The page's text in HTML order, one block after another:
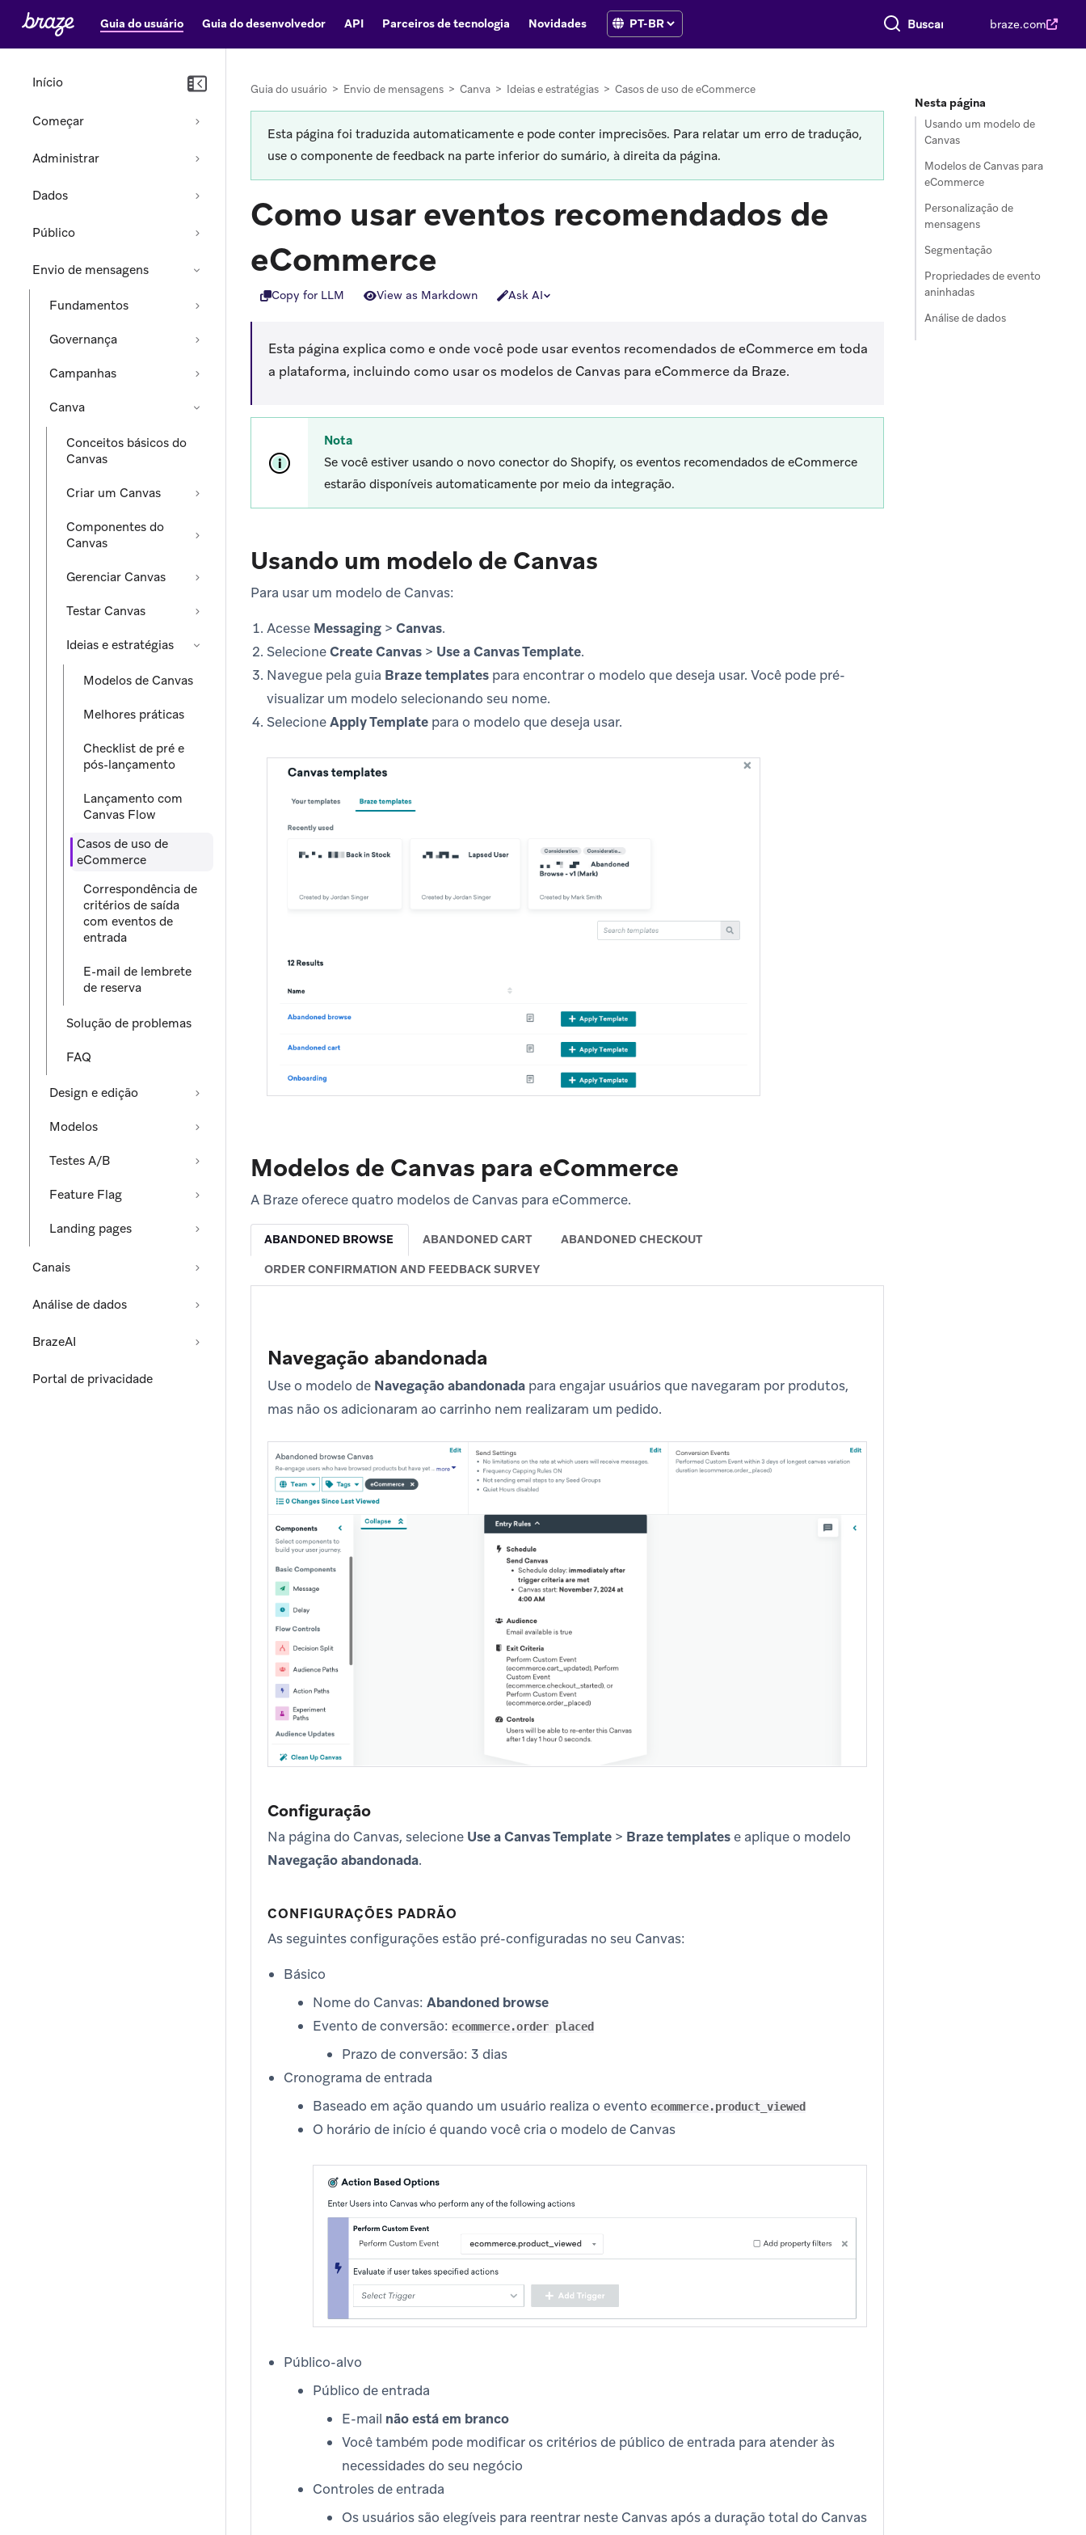
Guia do usuário Guia do desenvolvedor API Parceiros de tecnologia Novidades Buscar tudo braze.com
Início
Começar
Administrar
Dados
Público
Envio de mensagens
Fundamentos
Governança
Campanhas
Canva
Conceitos básicos do
Canvas
Criar um Canvas
Componentes do
Canvas
Gerenciar Canvas
Testar Canvas
Ideias e estratégias
Modelos de Canvas
Melhores práticas
Checklist de pré e
pós-lançamento
Lançamento com
Canvas Flow
Casos de uso de
eCommerce
Correspondência de
critérios de saída
com eventos de
entrada
E-mail de lembrete
de reserva
Solução de problemas
FAQ
Design e edição
Modelos
Testes A/B
Feature Flag
Landing pages
Canais
Análise de dados
BrazeAI
Portal de privacidade
Guia do usuário > Envio de mensagens > Canva > Ideias e estratégias > Casos de uso de eCommerce
Esta página foi traduzida automaticamente e pode conter imprecisões. Para relatar um erro de tradução,
use o componente de feedback na parte inferior do sumário, à direita da página.
Como usar eventos recomendados de
eCommerce
Copy for LLM View as Markdown Ask AI
Esta página explica como e onde você pode usar eventos recomendados de eCommerce em toda
a plataforma, incluindo como usar os modelos de Canvas para eCommerce da Braze.
Nota
Se você estiver usando o novo conector do Shopify, os eventos recomendados de eCommerce
estarão disponíveis automaticamente por meio da integração.
Usando um modelo de Canvas
Para usar um modelo de Canvas:
Acesse Messaging > Canvas.
SelecioneCreate Canvas > Use a Canvas Template.
Navegue pela guia Braze templates para encontrar o modelo que deseja usar. Você pode pré-
visualizar um modelo selecionando seu nome.
SelecioneApply Template para o modelo que deseja usar.
Modelos de Canvas para eCommerce
A Braze oferece quatro modelos de Canvas para eCommerce.
ABANDONED BROWSE ABANDONED CART ABANDONED CHECKOUT
ORDER CONFIRMATION AND FEEDBACK SURVEY
Navegação abandonada
Use o modelo de Navegação abandonada para engajar usuários que navegaram por produtos,
mas não os adicionaram ao carrinho nem realizaram um pedido.
Configuração
Na página do Canvas, selecione Use a Canvas Template > Braze templatese aplique o modelo
Navegação abandonada.
CONFIGURAÇÕES PADRÃO
As seguintes configurações estão pré-configuradas no seu Canvas:
Básico
Nome do Canvas: Abandoned browse
Evento de conversão: ecommerce.order placed
Prazo de conversão: 3 dias
Cronograma de entrada
Baseado em ação quando um usuário realiza o evento ecommerce.product_viewed
O horário de início é quando você cria o modelo de Canvas
Público-alvo
Público de entrada
E-mail não está em branco
Você também pode modificar os critérios de público de entrada para atender às
necessidades do seu negócio
Controles de entrada
Os usuários são elegíveis para reentrar neste Canvas após a duração total do Canvas
Nesta página
Usando um modelo de
Canvas
Modelos de Canvas para
eCommerce
Personalização de
mensagens
Segmentação
Propriedades de evento
aninhadas
Análise de dados